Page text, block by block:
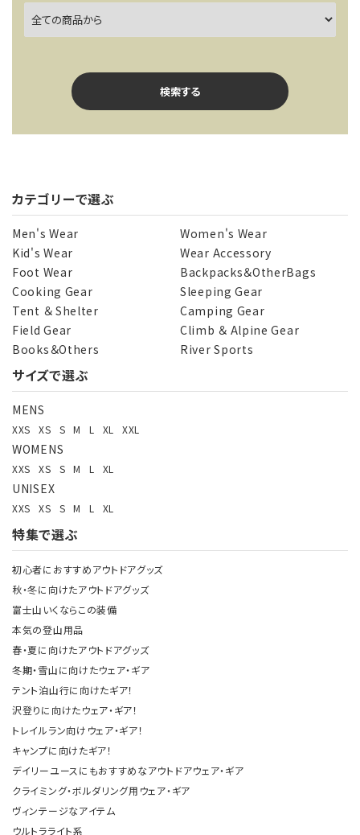
検索する
キーワード
カテゴリー
検索する
カテゴリーで選ぶ
Men's Wear
Women's Wear
Kid's Wear
Wear Accessory
Foot Wear
Backpacks＆OtherBags
Cooking Gear
Sleeping Gear
Tent ＆ Shelter
Camping Gear
Field Gear
Climb ＆ Alpine Gear
Books＆Others
River Sports
サイズで選ぶ
MENS
XXS XS S M L XL XXL
WOMENS
XXS XS S M L XL
UNISEX
XXS XS S M L XL
特集で選ぶ
初心者におすすめアウトドアグッズ
秋・冬に向けたアウトドアグッズ
富士山いくならこの装備
本気の登山用品
春・夏に向けたアウトドアグッズ
冬期・雪山に向けたウェア・ギア
テント泊山行に向けたギア！
沢登りに向けたウェア・ギア！
トレイルラン向けウェア・ギア！
キャンプに向けたギア！
デイリーユースにもおすすめなアウトドアウェア・ギア
クライミング・ボルダリング用ウェア・ギア
ヴィンテージなアイテム
ウルトラライト系